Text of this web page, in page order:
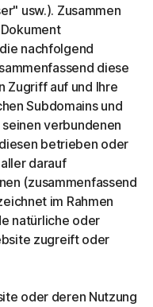
usw.). Zusammen
nachfolgend
diese
Zugriff auf und Ihre
Subdomains und
verbundenen
betrieben oder
darauf
(zusammenfassend
im Rahmen
natürliche oder
zugreift oder
oder deren Nutzung